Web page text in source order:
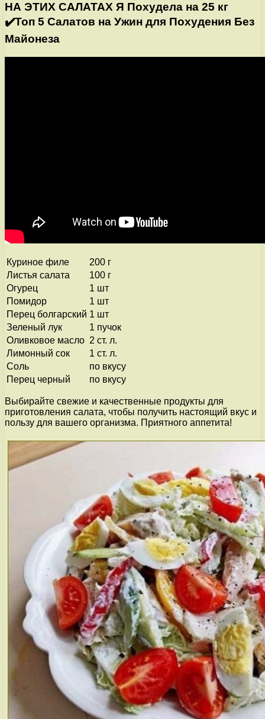
НА ЭТИХ САЛАТАХ Я Похудела на 25 кг
✔️Топ 5 Салатов на Ужин для Похудения Без
Майонеза
Куриное филе
200 г
Листья салата
100 г
Огурец
1 шт
Помидор
1 шт
Перец болгарский 1 шт
Зеленый лук
1 пучок
Оливковое масло 2 ст. л.
Лимонный сок
1 ст. л.
Соль
по вкусу
Перец черный
по вкусу
Выбирайте свежие и качественные продукты для
приготовления салата, чтобы получить настоящий вкус и
пользу для вашего организма. Приятного аппетита!